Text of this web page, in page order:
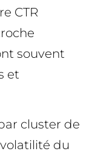
CTR
souvent
et
cluster de
du